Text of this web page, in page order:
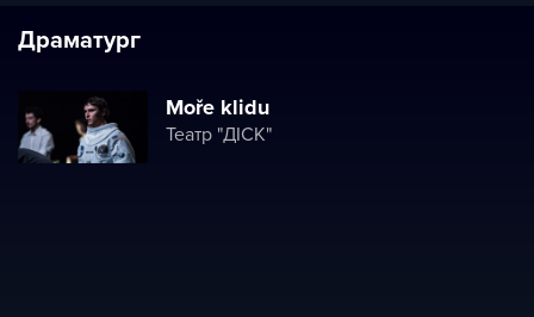
Драматург
Moře klidu
Театр "ДІСК"